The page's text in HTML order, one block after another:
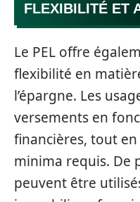
FLEXIBILITÉ ET
Le PEL offre
flexibilité en
l’épargne. Les
versements en
financières, tout
minima requis. De
peuvent être